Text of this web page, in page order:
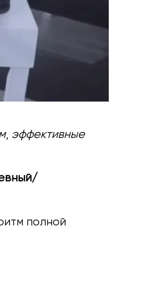
, эффективные
полной